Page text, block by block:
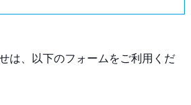
は、以下のフォームをご利用くだ